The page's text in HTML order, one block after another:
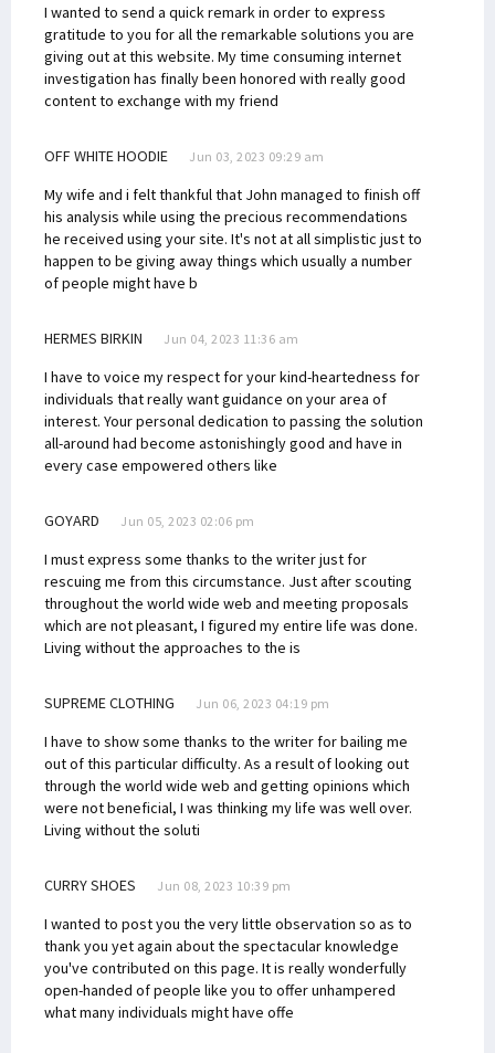
I wanted to send a quick remark in order to express
gratitude to you for all the remarkable solutions you are
giving out at this website. My time consuming internet
investigation has finally been honored with really good
content to exchange with my friend
OFF WHITE HOODIE Jun 03, 2023 09:29 am
My wife and i felt thankful that John managed to finish off
his analysis while using the precious recommendations
he received using your site. It's not at all simplistic just to
happen to be giving away things which usually a number
of people might have b
HERMES BIRKIN Jun 04, 2023 11:36 am
I have to voice my respect for your kind-heartedness for
individuals that really want guidance on your area of
interest. Your personal dedication to passing the solution
all-around had become astonishingly good and have in
every case empowered others like
GOYARD Jun 05, 2023 02:06 pm
I must express some thanks to the writer just for
rescuing me from this circumstance. Just after scouting
throughout the world wide web and meeting proposals
which are not pleasant, I figured my entire life was done.
Living without the approaches to the is
SUPREME CLOTHING Jun 06, 2023 04:19 pm
I have to show some thanks to the writer for bailing me
out of this particular difficulty. As a result of looking out
through the world wide web and getting opinions which
were not beneficial, I was thinking my life was well over.
Living without the soluti
CURRY SHOES Jun 08, 2023 10:39 pm
I wanted to post you the very little observation so as to
thank you yet again about the spectacular knowledge
you've contributed on this page. It is really wonderfully
open-handed of people like you to offer unhampered
what many individuals might have offe